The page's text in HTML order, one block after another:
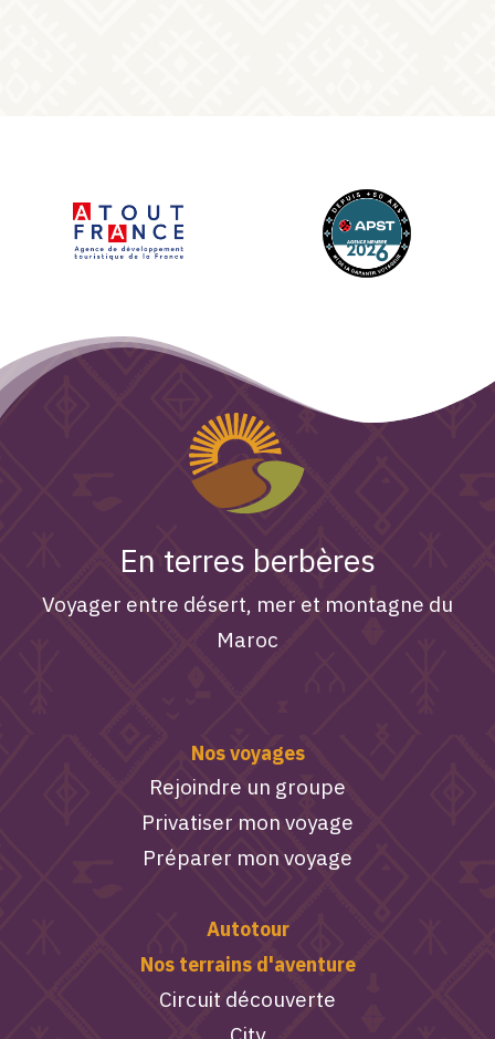
En terres berbères
Voyager entre désert, mer et montagne du
Maroc
Nos voyages
Rejoindre un groupe
Privatiser mon voyage
Préparer mon voyage
Autotour
Nos terrains d'aventure
Circuit découverte